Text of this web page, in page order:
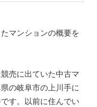
マンションの概要を
売に出ていた中古マ
の岐阜市の上川手に
す。以前に住んでい